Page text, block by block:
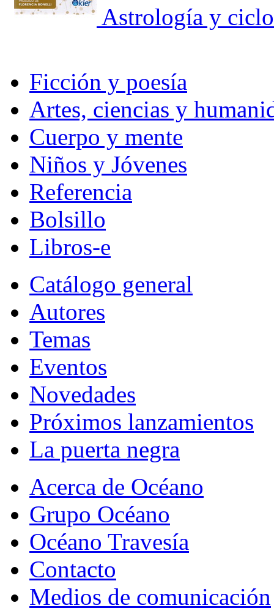
Astrología y
Ficción y poesía
Artes, ciencias y
Cuerpo y mente
Niños y Jóvenes
Referencia
Bolsillo
Libros-e
Catálogo general
Autores
Temas
Eventos
Novedades
Próximos lanzamientos
La puerta negra
Acerca de Océano
Grupo Océano
Océano Travesía
Contacto
Medios de comunicación